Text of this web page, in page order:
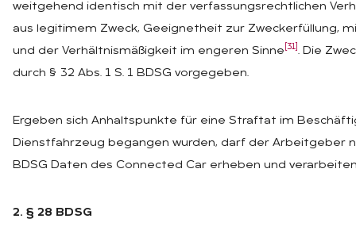
weitgehend identisch mit der verfassungsrechtlichen
aus legitimem Zweck, Geeignetheit zur Zweckerfüllung,
und der Verhältnismäßigkeit im engeren Sinne [31] . Die
durch § 32 Abs. 1 S. 1 BDSG vorgegeben.
Ergeben sich Anhaltspunkte für eine Straftat im
Dienstfahrzeug begangen wurden, darf der Arbeitgeber
BDSG Daten des Connected Car erheben und
2. § 28 BDSG